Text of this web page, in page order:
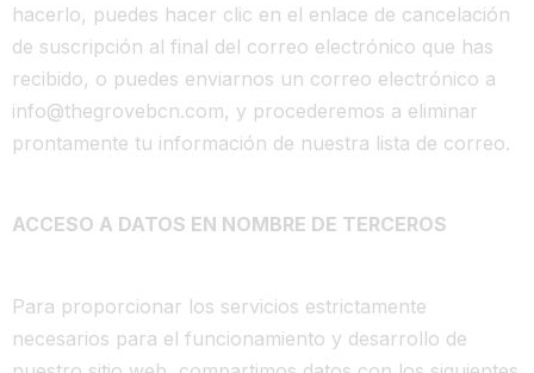
hacerlo, puedes hacer clic en el enlace de cancelación
de suscripción al final del correo electrónico que has
recibido, o puedes enviarnos un correo electrónico a
info@thegrovebcn.com, y procederemos a eliminar
prontamente tu información de nuestra lista de correo.
ACCESO A DATOS EN NOMBRE DE TERCEROS
Para proporcionar los servicios estrictamente
necesarios para el funcionamiento y desarrollo de